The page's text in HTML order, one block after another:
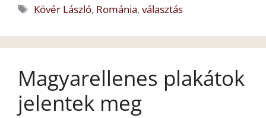
Címkék
Kövér László, Románia,választás
Magyarellenes plakátok
jelentek meg